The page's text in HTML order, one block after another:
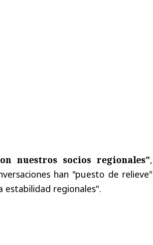
nuestros socios regionales",
han "puesto de relieve"
estabilidad regionales".